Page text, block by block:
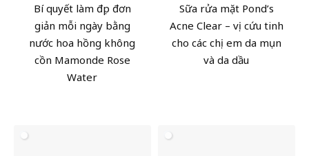
Bí quyết làm đẹp đơn
giản mỗi ngày bằng
nước hoa hồng không
cồn Mamonde Rose
Water
Sữa rửa mặt Pond’s
Acne Clear – vị cứu tinh
cho các chị em da mụn
và da dầu